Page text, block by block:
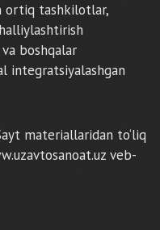
ortiq tashkilotlar,
boshqalar
integratsiyalashgan
materiallaridan to‘liq
veb-